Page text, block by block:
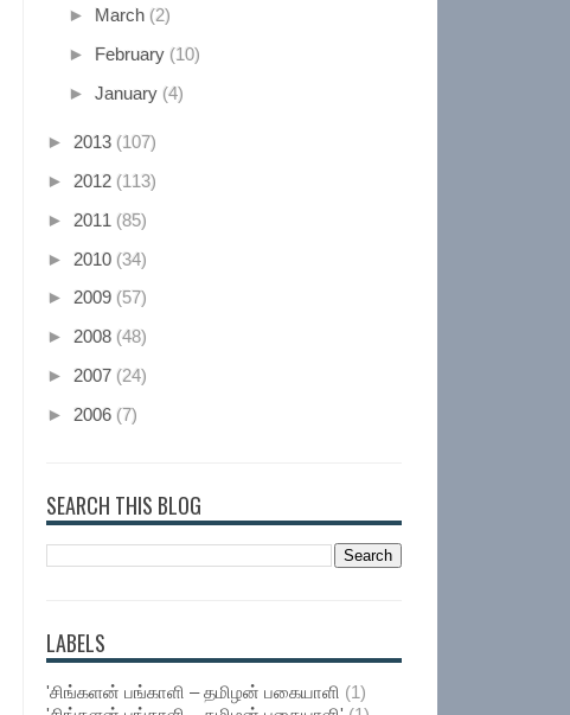
► March (2)
► February (10)
► January (4)
► 2013 (107)
► 2012 (113)
► 2011 (85)
► 2010 (34)
► 2009 (57)
► 2008 (48)
► 2007 (24)
► 2006 (7)
SEARCH THIS BLOG
LABELS
'சிங்களன் பங்காளி – தமிழன் பகையாளி (1)